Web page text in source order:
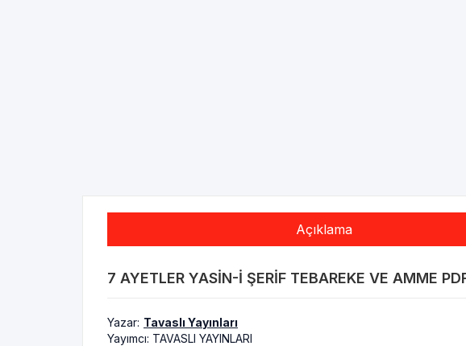
Açıklama
7 AYETLER YASIN-I ŞERIF TEBAREKE VE AMME
Yazar: Tavaslı Yayınları
Yayımcı: TAVASLI YAYINLARI